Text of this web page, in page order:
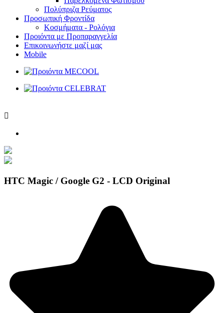
Πολύπριζα Ρεύματος
Προσωπική Φροντίδα
Κοσμήματα - Ρολόγια
Προιόντα με Προπαραγγελία
Επικοινωνήστε μαζί μας
Mobile

HTC Magic / Google G2 - LCD Original